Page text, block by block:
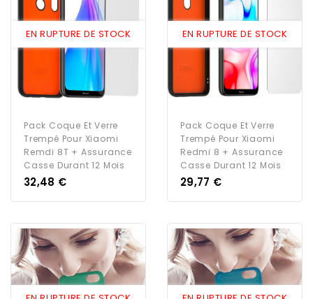
EN RUPTURE DE STOCK
Pack Coque Et Verre
Trempé Pour Xiaomi
Remdi 8T + Assurance
Casse Durant 12 Mois
Prix
32,48 €
EN RUPTURE DE STOCK
Pack Coque Et Verre
Trempé Pour Xiaomi
Redmi 8 + Assurance
Casse Durant 12 Mois
Prix
29,77 €